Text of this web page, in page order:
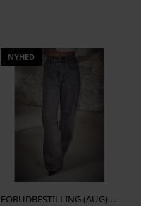
NYHED
FORUDBESTILLING (AUG) Haute L' Amitié - Drew Barrel Panel Jeans Mocca - Mocca